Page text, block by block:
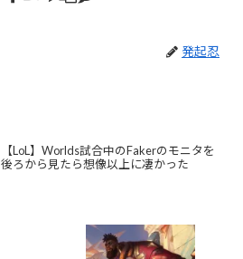
発起忍
【LoL】Worlds試合中のFakerのモニタを
後ろから見たら想像以上に凄かった